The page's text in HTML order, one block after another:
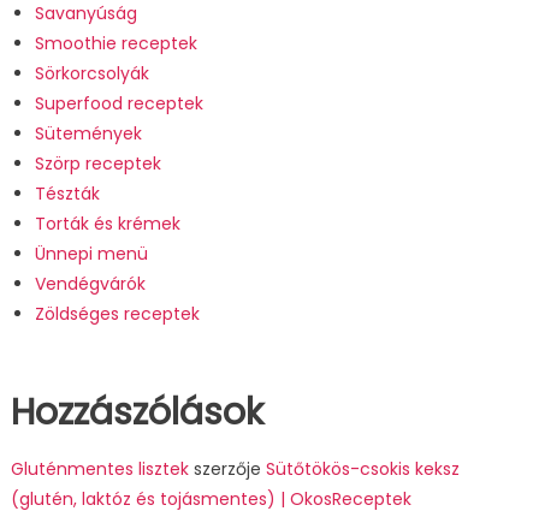
Savanyúság
Smoothie receptek
Sörkorcsolyák
Superfood receptek
Sütemények
Szörp receptek
Tészták
Torták és krémek
Ünnepi menü
Vendégvárók
Zöldséges receptek
Hozzászólások
Gluténmentes lisztekszerzője Sütőtökös-csokis keksz
(glutén, laktóz és tojásmentes) | OkosReceptek